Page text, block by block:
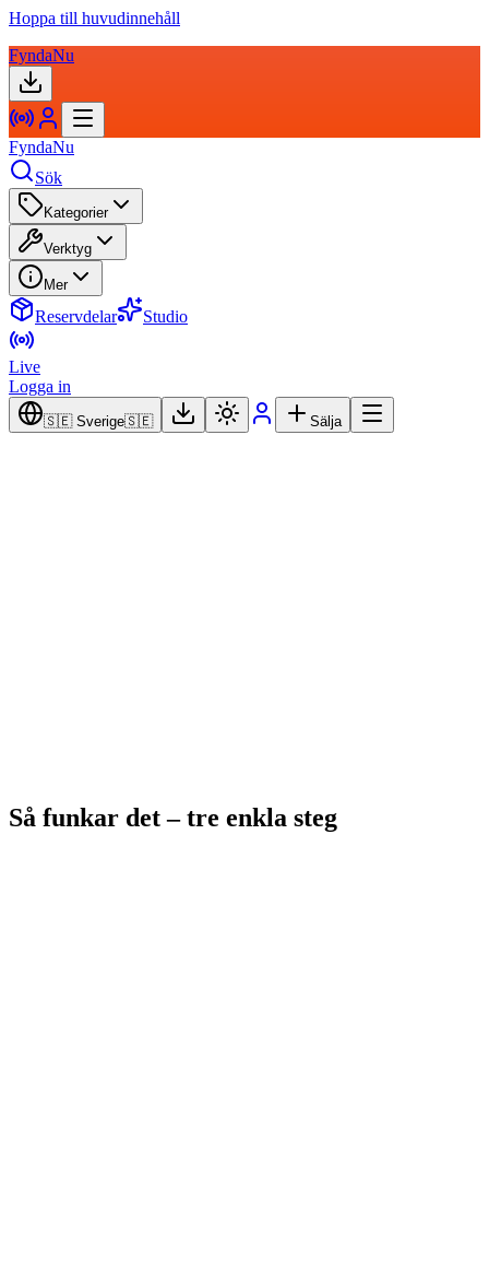
Hoppa till huvudinnehåll
FyndaNu
FyndaNu
Sök
Kategorier
Verktyg
Mer
Reservdelar Studio
Live
Logga in
🇸🇪 Sverige🇸🇪 Sälja
Så funkar det – tre enkla steg